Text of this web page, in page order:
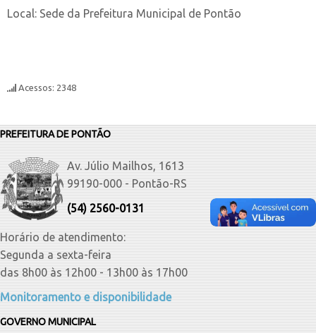
Local: Sede da Prefeitura Municipal de Pontão
Acessos: 2348
PREFEITURA DE PONTÃO
Av. Júlio Mailhos, 1613
99190-000 - Pontão-RS
(54) 2560-0131
Horário de atendimento:
Segunda a sexta-feira
das 8h00 às 12h00 - 13h00 às 17h00
Monitoramento e disponibilidade
GOVERNO MUNICIPAL